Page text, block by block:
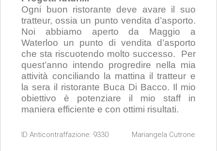
Ogni buon ristorante deve avare il suo
tratteur, ossia un punto vendita d’asporto.
Noi abbiamo aperto da Maggio a
Waterloo un punto di vendita d’asporto
che sta riscuotendo molto successo. Per
quest’anno intendo progredire nella mia
attività conciliando la mattina il tratteur e
la sera il ristorante Buca Di Bacco. Il mio
obiettivo è potenziare il mio staff in
maniera efficiente e con ottimi risultati.
ID Anticontraffazione: 9330 Mariangela Cutrone